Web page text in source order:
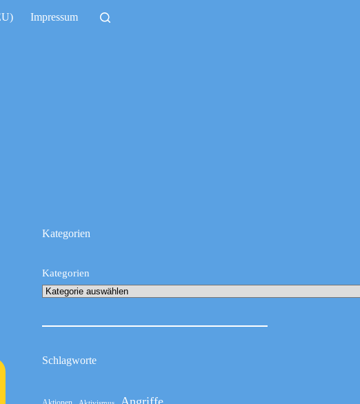
Impressum
Kategorien
Kategorien
Schlagworte
Aktivismus Angriffe